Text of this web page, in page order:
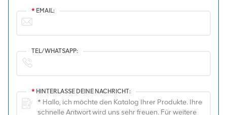
* EMAIL:
TEL/WHATSAPP:
* HINTERLASSE DEINE NACHRICHT: